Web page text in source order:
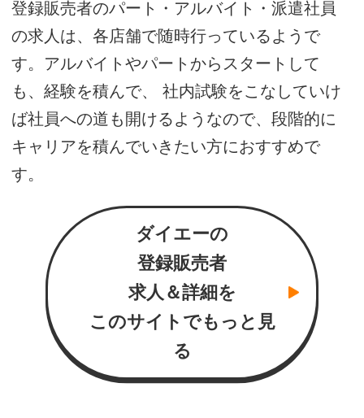
登録販売者のパート・アルバイト・派遣社員
の求人は、各店舗で随時行っているようで
す。アルバイトやパートからスタートして
も、経験を積んで、 社内試験をこなしていけ
ば社員への道も開けるようなので、段階的に
キャリアを積んでいきたい方におすすめで
す。
ダイエーの
登録販売者
求人＆詳細を
このサイトでもっと見
る